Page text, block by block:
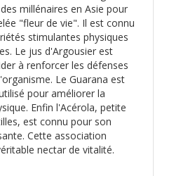
millénaires en Asie pour
"fleur de vie". Il est connu
stimulantes physiques
Le jus d'Argousier est
à renforcer les défenses
Le Guarana est
pour améliorer la
Enfin l'Acérola, petite
est connu pour son
Cette association
nectar de vitalité.